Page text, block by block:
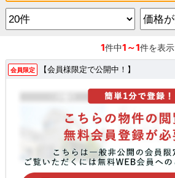
1件中1～1件を表示
会員限定 【会員様限定で公開中！】